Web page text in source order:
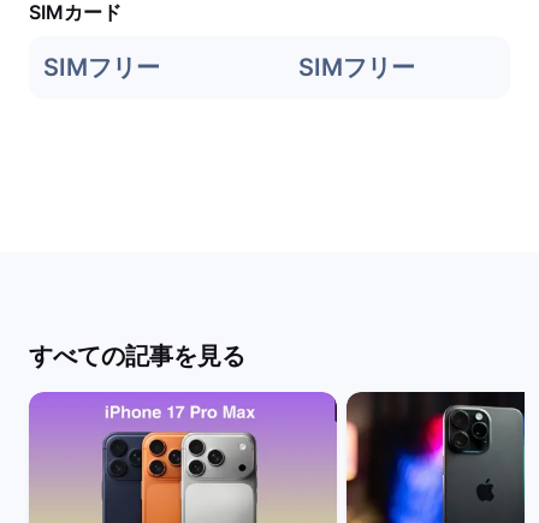
SIMカード
SIMフリー SIMフリー
すべての記事を見る